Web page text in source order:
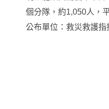
個分隊，約1,050人，
公布單位：救災救護指